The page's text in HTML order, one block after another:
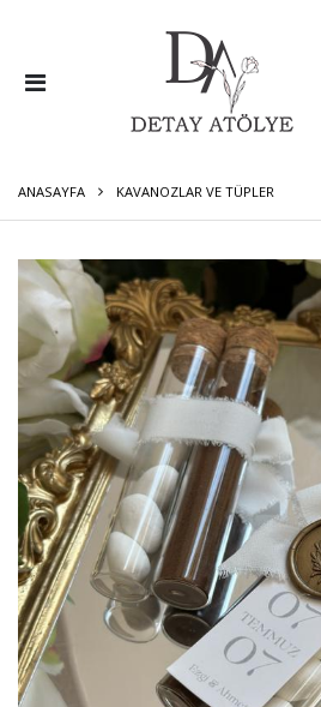
ANASAYFA KAVANOZLAR VE TÜPLER